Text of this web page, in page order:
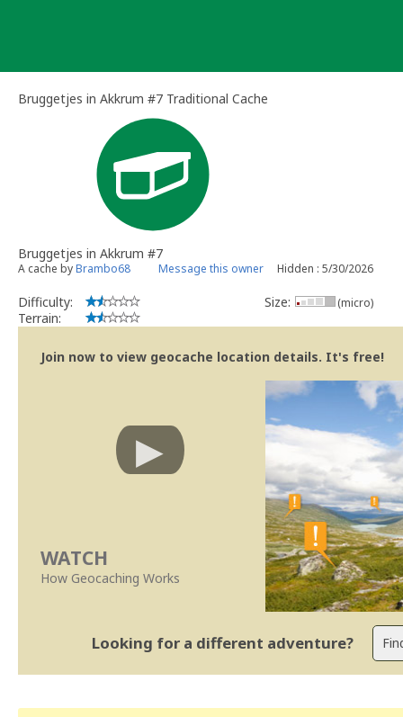
Bruggetjes in Akkrum #7 Traditional Cache
Bruggetjes in Akkrum #7
A cache byBrambo68 Message this owner Hidden : 5/30/2026
Difficulty:
Terrain:
Size: (micro)
Join now to view geocache location details. It's free!
WATCH
How Geocaching Works
Looking for a different adventure?